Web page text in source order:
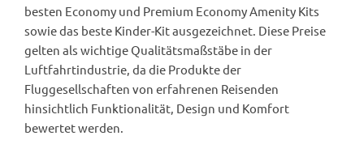
besten Economy und Premium Economy Amenity Kits
sowie das beste Kinder-Kit ausgezeichnet. Diese Preise
gelten als wichtige Qualitätsmaßstäbe in der
Luftfahrtindustrie, da die Produkte der
Fluggesellschaften von erfahrenen Reisenden
hinsichtlich Funktionalität, Design und Komfort
bewertet werden.